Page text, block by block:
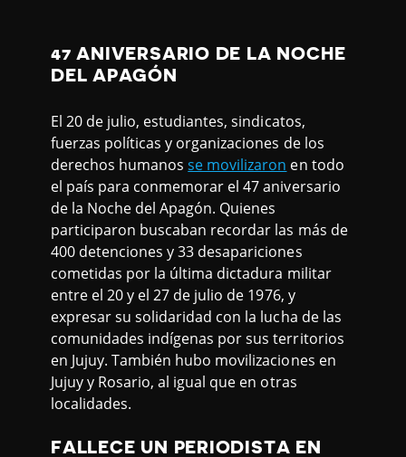
47 ANIVERSARIO DE LA NOCHE
DEL APAGÓN
El 20 de julio, estudiantes, sindicatos,
fuerzas políticas y organizaciones de los
derechos humanosse movilizaron en todo
el país para conmemorar el 47 aniversario
de la Noche del Apagón. Quienes
participaron buscaban recordar las más de
400 detenciones y 33 desapariciones
cometidas por la última dictadura militar
entre el 20 y el 27 de julio de 1976, y
expresar su solidaridad con la lucha de las
comunidades indígenas por sus territorios
en Jujuy. También hubo movilizaciones en
Jujuy y Rosario, al igual que en otras
localidades.
FALLECE UN PERIODISTA EN